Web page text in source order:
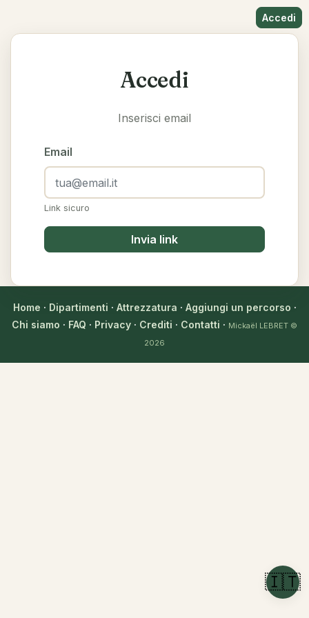
Accedi
Accedi
Inserisci email
Email
Link sicuro
Invia link
Home · Dipartimenti · Attrezzatura · Aggiungi un percorso ·
Chi siamo · FAQ · Privacy · Crediti · Contatti · Mickaël LEBRET ©
2026
🇮🇹